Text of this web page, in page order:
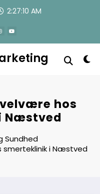
2:27:11 AM
hos
Næstved
Sundhed
smerteklinik i Næstved